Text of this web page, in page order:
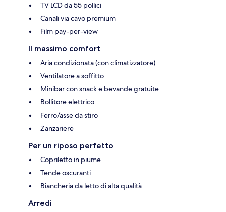
TV LCD da 55 pollici
Canali via cavo premium
Film pay-per-view
Il massimo comfort
Aria condizionata (con climatizzatore)
Ventilatore a soffitto
Minibar con snack e bevande gratuite
Bollitore elettrico
Ferro/asse da stiro
Zanzariere
Per un riposo perfetto
Copriletto in piume
Tende oscuranti
Biancheria da letto di alta qualità
Arredi